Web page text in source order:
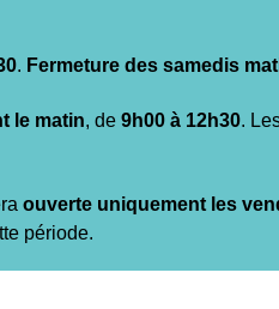
. Fermeture des samedis
le matin, de 9h00 à 12h30.
ouverte uniquement les
période.